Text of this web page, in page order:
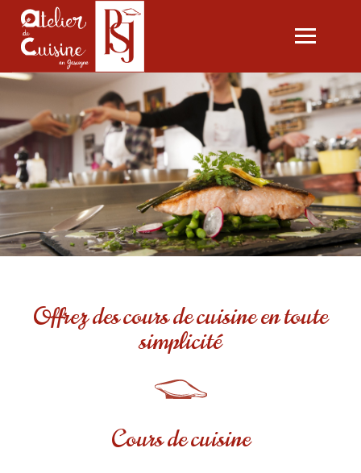
Ouvrir
menu
L'ATELIER
LES COURS
CARTE CADEAU
SÉMINAIRES SUR MESURE
PASCALE CONSULTING
Offrez des cours de cuisine en toute
simplicité
Cours de cuisine